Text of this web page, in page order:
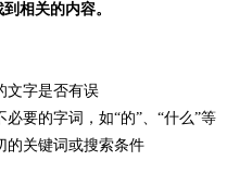
相关的内容。
文字是否有误
必要的字词，如“的”、“什么”等
的关键词或搜索条件